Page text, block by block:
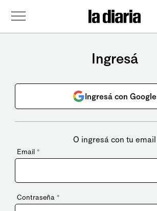
Ingresá
Ingresá con Google
O ingresá con tu email
Email *
Contraseña *